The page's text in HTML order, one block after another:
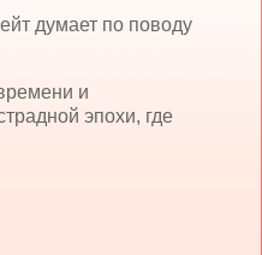
думает по поводу
и
эпохи, где